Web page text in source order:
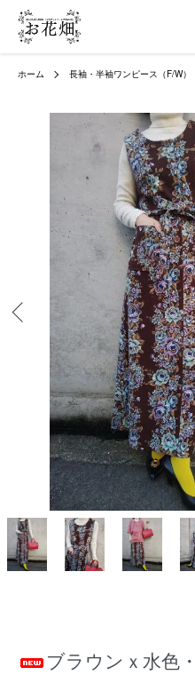
ホーム 長袖・半袖ワンピース（F/W）
ブラウンｘ水色